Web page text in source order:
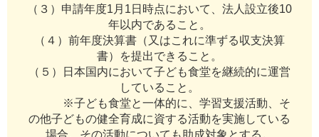
（３）申請年度1月1日時点において、法人設立後10
年以内であること。
（４）前年度決算書（又はこれに準ずる収支決算
書）を提出できること。
（５）日本国内において子ども食堂を継続的に運営
していること。
※子ども食堂と一体的に、学習支援活動、そ
の他子どもの健全育成に資する活動を実施している
場合、その活動についても助成対象とする。